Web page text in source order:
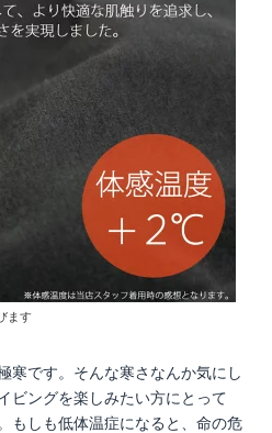
ます
寒です。そんな寒さなんか気にし
ビングを楽しみたい方にとって
もしも低体温症になると、命の危